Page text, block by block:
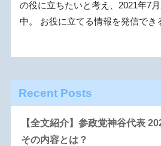
の役に立ちたいと考え、2021年7
中。 お役に立てる情報を発信でき
Recent Posts
【全文紹介】参政党神谷代表
その内容とは？